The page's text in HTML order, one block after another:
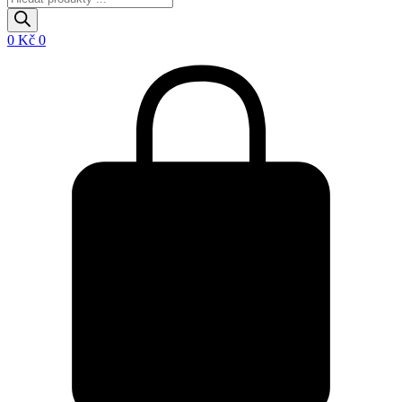
search
0 Kč 0